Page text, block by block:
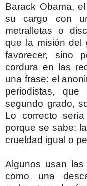
Barack Obama,
su cargo con
metralletas o
que la misión del
favorecer, sino
cordura en las
una frase: el
periodistas,
segundo grado,
Lo correcto
porque se sabe:
crueldad igual o
Algunos usan
como una